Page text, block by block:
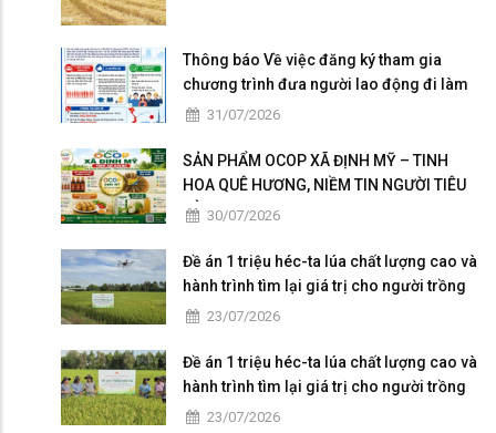
Thông báo Về việc đăng ký tham gia
chương trình đưa người lao động đi làm
việc tại Nhật Bản theo hợp đồng
31/07/2026
SẢN PHẨM OCOP XÃ ĐỊNH MỸ – TINH
HOA QUÊ HƯƠNG, NIỀM TIN NGƯỜI TIÊU
DÙNG30/07/2026
Đề án 1 triệu héc-ta lúa chất lượng cao và
hành trình tìm lại giá trị cho người trồng
lúa 23/07/2026
Đề án 1 triệu héc-ta lúa chất lượng cao và
hành trình tìm lại giá trị cho người trồng
lúa 23/07/2026